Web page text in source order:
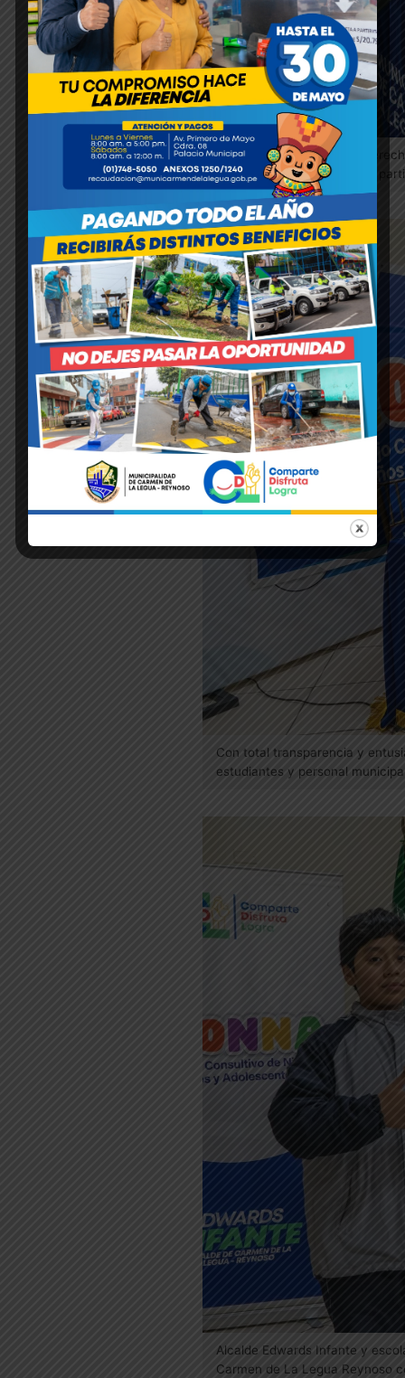
Los escolares ejercen su
(CCONNA), promoviendo la
Con total transparencia y
estudiantes y personal
Alcalde Edwards Infante y
Carmen de La Legua Reynoso